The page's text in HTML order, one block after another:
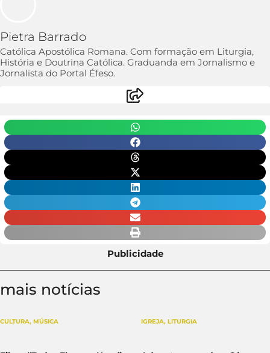
Pietra Barrado
Católica Apostólica Romana. Com formação em Liturgia,
História e Doutrina Católica. Graduanda em Jornalismo e
Jornalista do Portal Éfeso.
Publicidade
mais notícias
CULTURA, MÚSICA IGREJA, LITURGIA